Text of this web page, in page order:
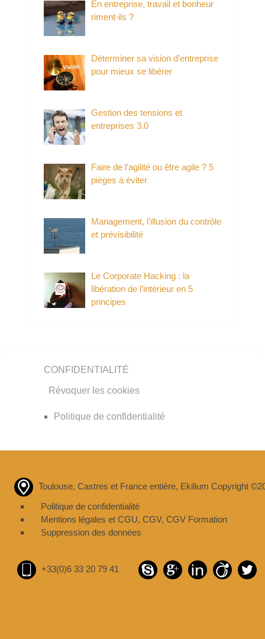
En entreprise, travail et bonheur
riment-ils ?
Déterminer sa vision d’entreprise
pour mieux se libérer
Gestion des tensions et
entreprises 3.0
Faire de l’agilité ou être agile ? 5
pièges à éviter
Management, l’illusion du contrôle
et prévisibilité
Le Corporate Hacking : la
libération de l’intérieur en 5
principes
CONFIDENTIALITÉ
Révoquer les cookies
Politique de confidentialité
Toulouse, Castres et France entière, Ekilium Copyright
Politique de confidentialité
Mentions légales et CGU, CGV, CGV Formation
Suppression des données
+33(0)6 33 20 79 41